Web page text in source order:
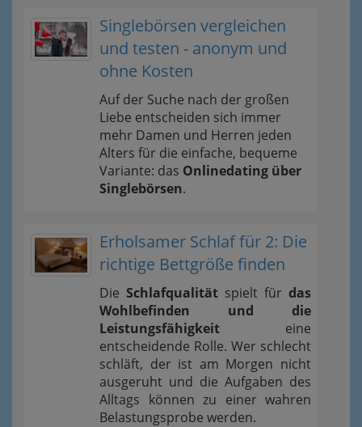
Singlebörsen vergleichen
und testen - anonym und
ohne Kosten
Auf der Suche nach der großen
Liebe entscheiden sich immer
mehr Damen und Herren jeden
Alters für die einfache, bequeme
Variante: das Onlinedating über
Singlebörsen.
Erholsamer Schlaf für 2: Die
richtige Bettgröße finden
Die Schlafqualität spielt für das
Wohlbefinden und die
Leistungsfähigkeit eine
entscheidende Rolle. Wer schlecht
schläft, der ist am Morgen nicht
ausgeruht und die Aufgaben des
Alltags können zu einer wahren
Belastungsprobe werden.